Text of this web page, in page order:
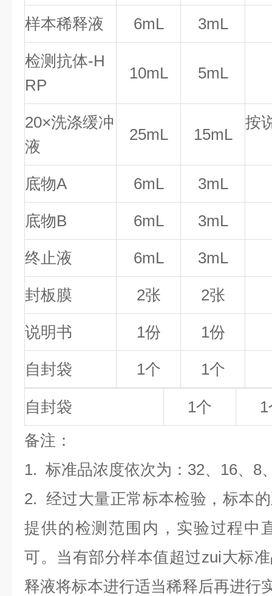
样本稀释液 6mL 3mL
检测抗体-H
RP
10mL 5mL
20×洗涤缓冲
液
25mL 15mL
按
底物A 6mL 3mL
底物B 6mL 3mL
终止液 6mL 3mL
封板膜 2张 2张
说明书 1份 1份
自封袋 1个 1个
自封袋 1个
备注 ：
1. 标准品浓度依次为：32、16、8
2. 经过大量正常标本检验，标本
提供的检测范围内，实验过程中
可。当有部分样本值超过zui大标
释液将标本进行适当稀释后再进行